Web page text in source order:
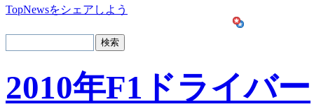
TopNewsをシェアしよう
2010年F1ドライバー